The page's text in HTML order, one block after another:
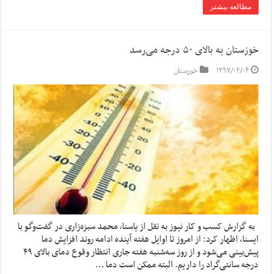
مطالعه بیشتر
خوزستان به بالای ۵۰ درجه می‌رسد
۱۳۹۷/۰۴/۰۴ خوزستان
به گزارش کسب و کار نیوز به نقل از یاسنا، محمد سبزه‌زاری در گفت‌وگو با
ایسنا، اظهار کرد: از امروز تا اوایل هفته آینده ادامه روند افزایش دما
پیش‌بینی می‌شود و از روز سه‌شنبه هفته جاری انتظار وقوع دمای بالای ۴۹
درجه سانتی‌گراد را داریم. البته ممکن است دما …